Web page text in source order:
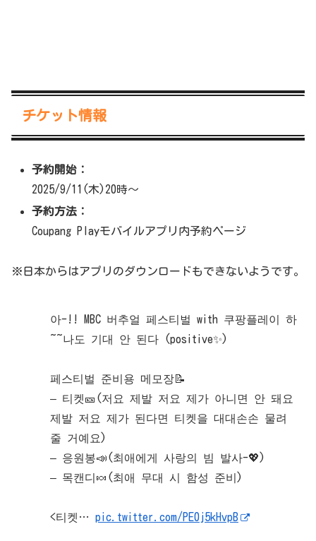
チケット情報
予約開始：
2025/9/11(木)20時～
予約方法：
Coupang Playモバイルアプリ内予約ページ
※日本からはアプリのダウンロードもできないようです。
아-!! MBC 버추얼 페스티벌 with 쿠팡플레이 하
~~나도 기대 안 된다 (positive✨)
페스티벌 준비용 메모장📝
– 티켓🎫(저요 제발 저요 제가 아니면 안 돼요
제발 저요 제가 된다면 티켓을 대대손손 물려
줄 거예요)
– 응원봉📣(최애에게 사랑의 빔 발사-💖)
– 목캔디🍬(최애 무대 시 함성 준비)
<티켓… pic.twitter.com/PE0j5kHvpB